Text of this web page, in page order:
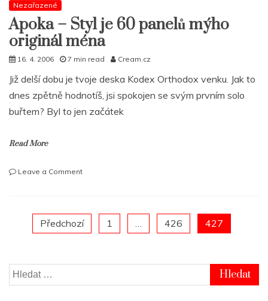
Nezařazené
Apoka – Styl je 60 panelů mýho
originál ména
16. 4. 2006 7 min read Cream.cz
Již delší dobu je tvoje deska Kodex Orthodox venku. Jak to
dnes zpětně hodnotíš, jsi spokojen se svým prvním solo
buřtem? Byl to jen začátek
Read More
Leave a Commenton
je
60
originál
Posts
pagination
Předchozí 1 … 426 427
Vyhledávání